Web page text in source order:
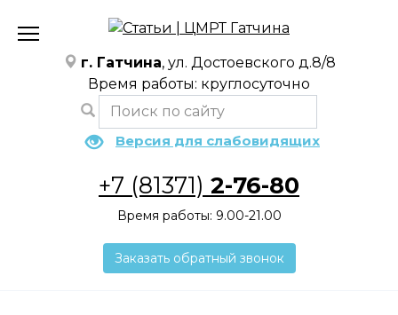
содержанию
г. Гатчина, ул. Достоевского д.8/8
Время работы: круглосуточно
Версия для слабовидящих
+7 (81371) 2-76-80
Время работы: 9.00-21.00
Заказать обратный звонок